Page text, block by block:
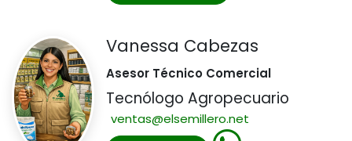
Vanessa Cabezas
Asesor Técnico Comercial
Tecnólogo Agropecuario
ventas@elsemillero.net